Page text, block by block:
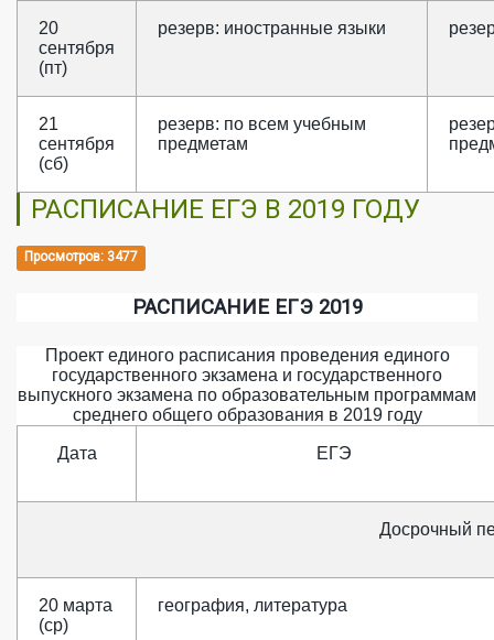
20
сентября
(пт)
резерв: иностранные языки
21
сентября
(сб)
резерв: по всем учебным
предметам
РАСПИСАНИЕ ЕГЭ В 2019 ГОДУ
Просмотров: 3477
РАСПИСАНИЕ ЕГЭ 2019
Проект единого расписания проведения единого
государственного экзамена и государственного
выпускного экзамена по образовательным программам
среднего общего образования в 2019 году
Дата ЕГЭ
Досрочный
20 марта
(ср)
география, литература